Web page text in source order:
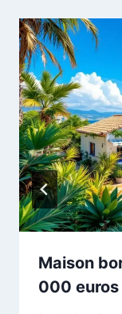
Maison
000